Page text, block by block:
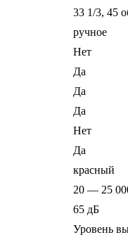
33 1/3, 45
ручное
Нет
Да
Да
Да
Нет
Да
красный
20 — 25
65 дБ
Уровень